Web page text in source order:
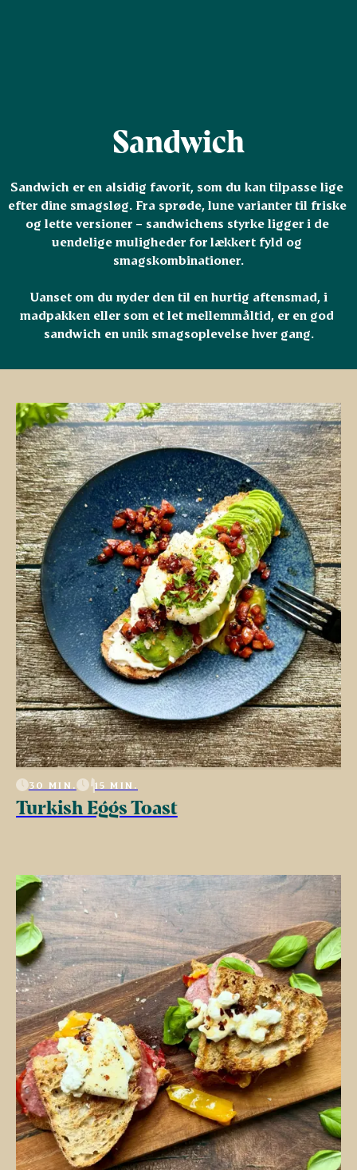
Sandwich
Sandwich er en alsidig favorit, som du kan tilpasse lige
efter dine smagsløg. Fra sprøde, lune varianter til friske
og lette versioner – sandwichens styrke ligger i de
uendelige muligheder for lækkert fyld og
smagskombinationer.
madpakken eller som et let mellemmåltid, er en god
sandwich en unik smagsoplevelse hver gang.
30 MIN. 15 MIN.
Turkish Eggs Toast